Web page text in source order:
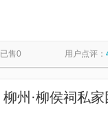
已售0 用户点评：
柳州·柳侯祠私